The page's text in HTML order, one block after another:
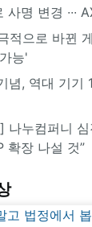
사명 변경 ∙∙∙
적으로 바뀐
능'
념, 역대 기기
누컴퍼니 심
확장 나설 것”